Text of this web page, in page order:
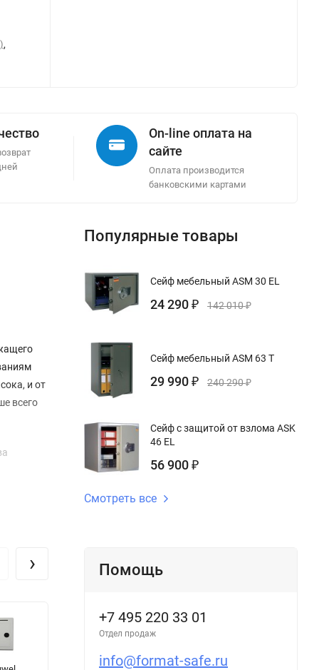
,
On-line оплата на
сайте
Оплата производится
банковскими картами
и от
всего
›
Популярные товары
Сейф мебельный ASM 30 EL
24 290 ₽ 142 010₽
Сейф мебельный ASM 63 T
29 990 ₽ 240 290₽
Сейф с защитой от взлома ASK
46 EL
56 900 ₽
Смотреть все
Помощь
+7 495 220 33 01
Отдел продаж
info@format-safe.ru